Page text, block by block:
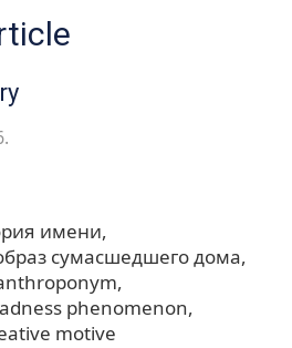
имени
сумасшедшего дома
phenomenon
motive